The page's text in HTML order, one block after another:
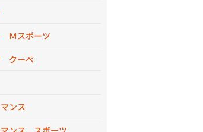
Ｍスポーツ
クーペ
ンス